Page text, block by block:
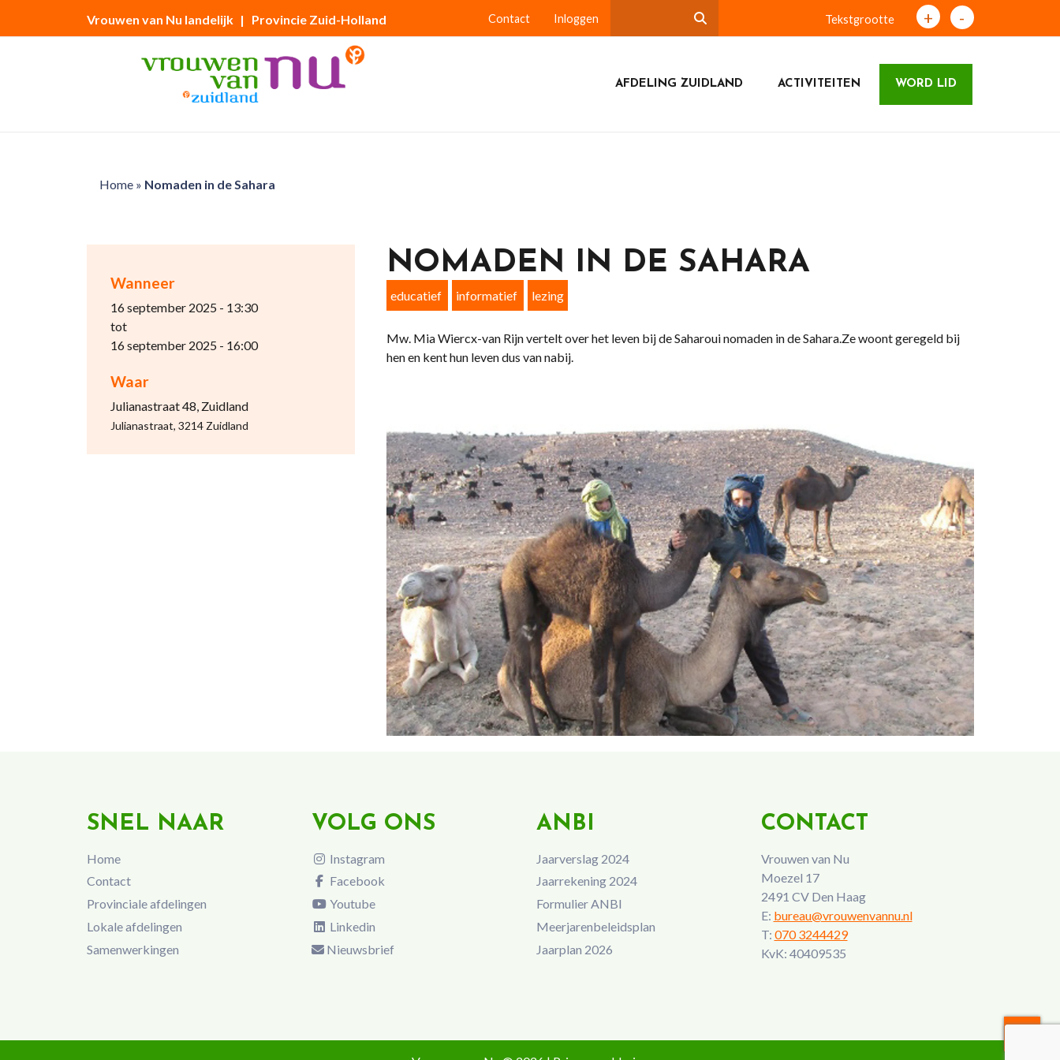
Vrouwen van Nu landelijk | Provincie Zuid-Holland Contact Inloggen Tekstgrootte + -
AFDELING ZUIDLAND ACTIVITEITEN WORD LID
Home» Nomaden in de Sahara
Wanneer
16 september 2025 - 13:30
tot
16 september 2025 - 16:00
Waar
Julianastraat 48, Zuidland
Julianastraat, 3214 Zuidland
NOMADEN IN DE SAHARA
educatief informatief lezing
Mw. Mia Wiercx-van Rijn vertelt over het leven bij de Saharoui nomaden in de Sahara.Ze woont geregeld bij
hen en kent hun leven dus van nabij.
SNEL NAAR
Home
Contact
Provinciale afdelingen
Lokale afdelingen
Samenwerkingen
VOLG ONS
Instagram
Facebook
Youtube
Linkedin
Nieuwsbrief
ANBI
Jaarverslag 2024
Jaarrekening 2024
Formulier ANBI
Meerjarenbeleidsplan
Jaarplan 2026
CONTACT
Vrouwen van Nu
Moezel 17
2491 CV Den Haag
E: bureau@vrouwenvannu.nl
T: 070 3244429
KvK: 40409535